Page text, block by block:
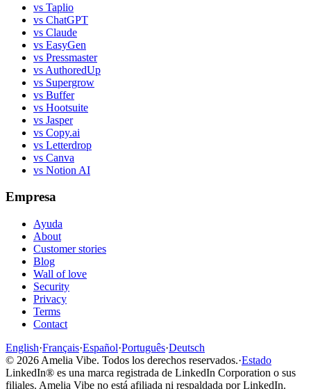
vs Taplio
vs ChatGPT
vs Claude
vs EasyGen
vs Pressmaster
vs AuthoredUp
vs Supergrow
vs Buffer
vs Hootsuite
vs Jasper
vs Copy.ai
vs Letterdrop
vs Canva
vs Notion AI
Empresa
Ayuda
About
Customer stories
Blog
Wall of love
Security
Privacy
Terms
Contact
English·Français·Español·Português·Deutsch
© 2026 Amelia Vibe. Todos los derechos reservados.·Estado
LinkedIn® es una marca registrada de LinkedIn Corporation o sus
filiales. Amelia Vibe no está afiliada ni respaldada por LinkedIn.